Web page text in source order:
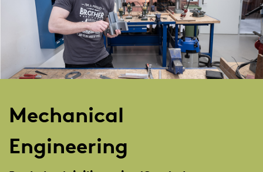
Mechanical
Engineering